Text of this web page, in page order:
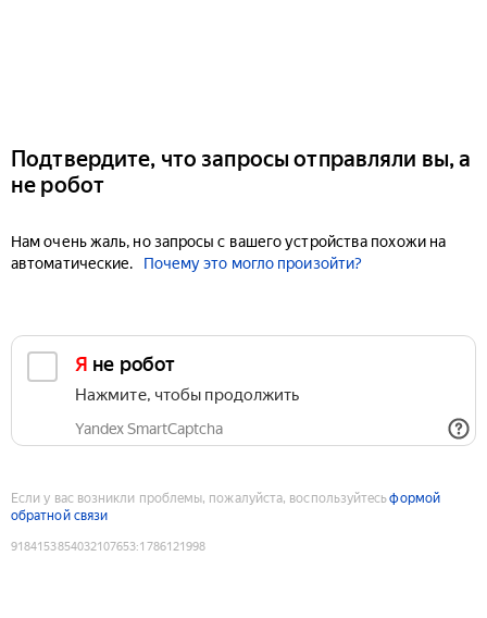
Подтвердите, что запросы отправляли вы, а
не робот
Нам очень жаль, но запросы с вашего устройства похожи на
автоматические.
Почему это могло произойти?
Я не робот
Нажмите, чтобы продолжить
Yandex SmartCaptcha
Если у вас возникли проблемы, пожалуйста, воспользуйтесьформой
обратной связи
9184153854032107653:1786121998